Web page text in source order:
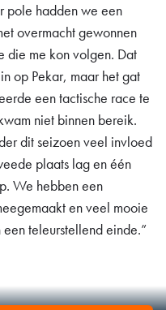
pole hadden we een
overmacht gewonnen
die me kon volgen. Dat
op Pekar, maar het gat
een tactische race te
niet binnen bereik.
dit seizoen veel invloed
plaats lag en één
We hebben een
en veel mooie
teleurstellend einde.”